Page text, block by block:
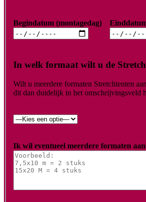
Begindatum (montagedag)
In welk formaat wilt u de
Wilt u meerdere formaten Stretchtenten
dit dan duidelijk in het omschrijvingsveld
Ik wil eventueel meerdere formaten